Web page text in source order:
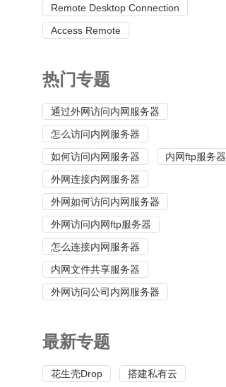
Remote Desktop Connection
Access Remote
热门专题
通过外网访问内网服务器
怎么访问内网服务器
如何访问内网服务器
内网ftp服务器
外网连接内网服务器
外网如何访问内网服务器
外网访问内网ftp服务器
怎么连接内网服务器
内网文件共享服务器
外网访问公司内网服务器
最新专题
花生壳Drop
搭建私有云